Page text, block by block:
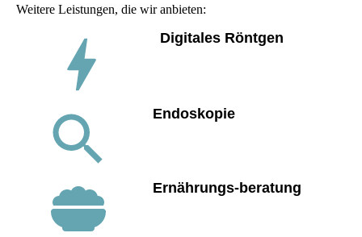
Weitere Leistungen, die wir anbieten:
Digitales Röntgen
Endoskopie
Ernährungs-beratung